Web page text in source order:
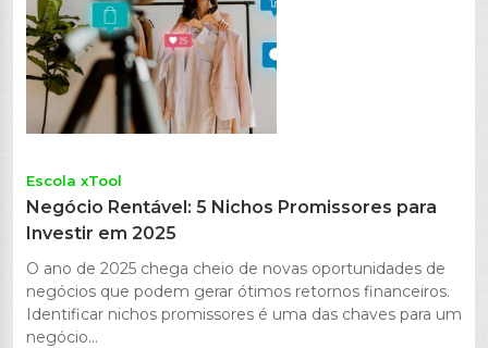
Escola xTool
Negócio Rentável: 5 Nichos Promissores para
Investir em 2025
O ano de 2025 chega cheio de novas oportunidades de
negócios que podem gerar ótimos retornos financeiros.
Identificar nichos promissores é uma das chaves para um
negócio...